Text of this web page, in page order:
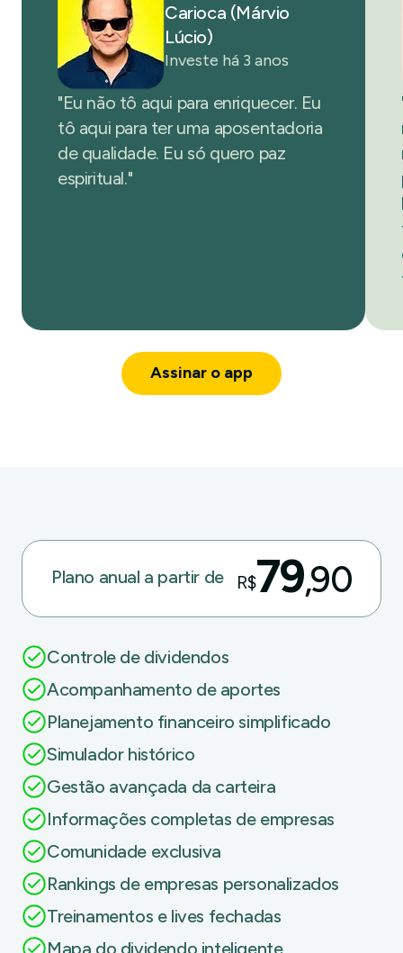
Carioca (Márvio
Lúcio)
Investe há 3 anos
"Eu não tô aqui para enriquecer. Eu
tô aqui para ter uma aposentadoria
de qualidade. Eu só quero paz
espiritual."
Assinar o app
Plano anual a partir de R$79,90
Controle de dividendos
Acompanhamento de aportes
Planejamento financeiro simplificado
Simulador histórico
Gestão avançada da carteira
Informações completas de empresas
Comunidade exclusiva
Rankings de empresas personalizados
Treinamentos e lives fechadas
Mapa do dividendo inteligente